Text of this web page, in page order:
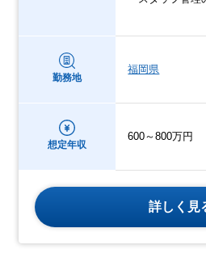
勤務地
福岡県
想定年収
600～800万円
詳しく見